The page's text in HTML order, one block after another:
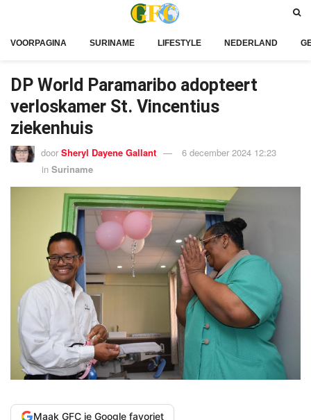
VOORPAGINA SURINAME LIFESTYLE NEDERLAND
DP World Paramaribo adopteert
verloskamer St. Vincentius
ziekenhuis
door Sheryl Dayene Gallant
6 december 2024 12:23
in Suriname
Maak GFC je Google favoriet